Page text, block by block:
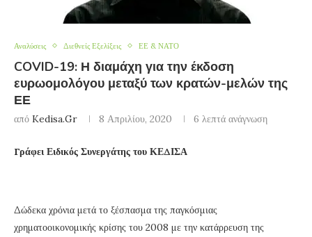
Αναλύσεις Διεθνείς Εξελίξεις ΕΕ & ΝΑΤΟ
COVID-19: Η διαμάχη για την έκδοση
ευρωομολόγου μεταξύ των κρατών-μελών της
ΕΕ
από Kedisa.gr 8 Απριλίου, 2020 6 λεπτά ανάγνωση
Γράφει Ειδικός Συνεργάτης του ΚΕΔΙΣΑ
Δώδεκα χρόνια μετά το ξέσπασμα της παγκόσμιας
χρηματοοικονομικής κρίσης του 2008 με την κατάρρευση της